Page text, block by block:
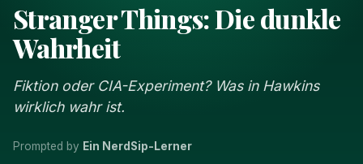
Stranger Things: Die dunkle
Wahrheit
Fiktion oder CIA-Experiment? Was in Hawkins
wirklich wahr ist.
Prompted by Ein NerdSip-Lerner